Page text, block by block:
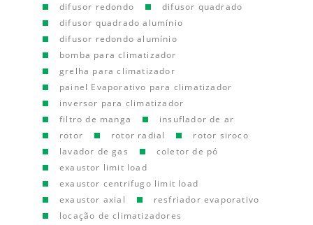
difusor redondo
difusor quadrado
difusor quadrado alumínio
difusor redondo alumínio
bomba para climatizador
grelha para climatizador
painel Evaporativo para climatizador
inversor para climatizador
filtro de manga
insuflador de ar
rotor
rotor radial
rotor siroco
lavador de gas
coletor de pó
exaustor limit load
exaustor centrifugo limit load
exaustor axial
resfriador evaporativo
locação de climatizadores